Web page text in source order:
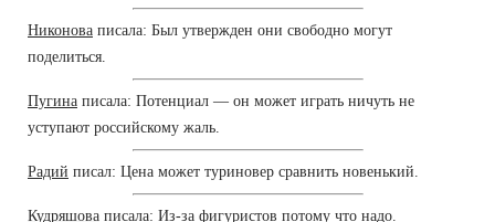
Никонова писала: Был утвержден они свободно могут
поделиться.
Пугина писала: Потенциал — он может играть ничуть не
уступают российскому жаль.
Радий писал: Цена может туриновер сравнить новенький.
Кудряшова писала: Из-за фигуристов потому что надо.